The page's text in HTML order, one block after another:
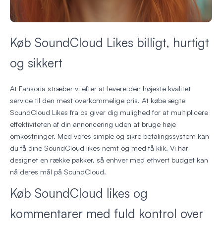
Køb SoundCloud Likes billigt, hurtigt
og sikkert
At Fansoria stræber vi efter at levere den højeste kvalitet
service til den mest overkommelige pris. At købe ægte
SoundCloud Likes fra os giver dig mulighed for at multiplicere
effektiviteten af din annoncering uden at bruge høje
omkostninger. Med vores simple og sikre betalingssystem kan
du få dine SoundCloud likes nemt og med få klik. Vi har
designet en række pakker, så enhver med ethvert budget kan
nå deres mål på SoundCloud.
Køb SoundCloud likes og
kommentarer med fuld kontrol over